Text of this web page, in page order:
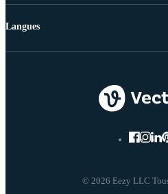
© 2026 Eezy LLC
Langues